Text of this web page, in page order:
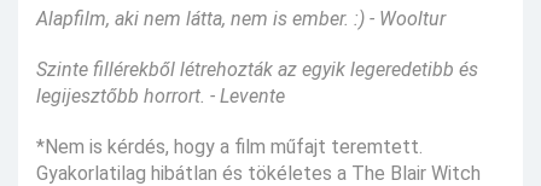
Alapfilm, aki nem látta, nem is ember. :) - Wooltur
Szinte fillérekből létrehozták az egyik legeredetibb és
legijesztőbb horrort. - Levente
*Nem is kérdés, hogy a film műfajt teremtett.
Gyakorlatilag hibátlan és tökéletes a The Blair Witch